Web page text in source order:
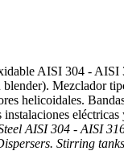
AISI 304 ‐
Mezclador
helicoidales.
AISI 304 ‐ AISI
Stirring